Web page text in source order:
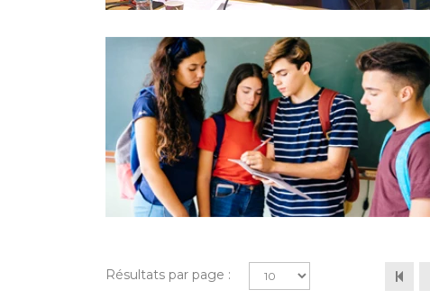
Résultats par page :